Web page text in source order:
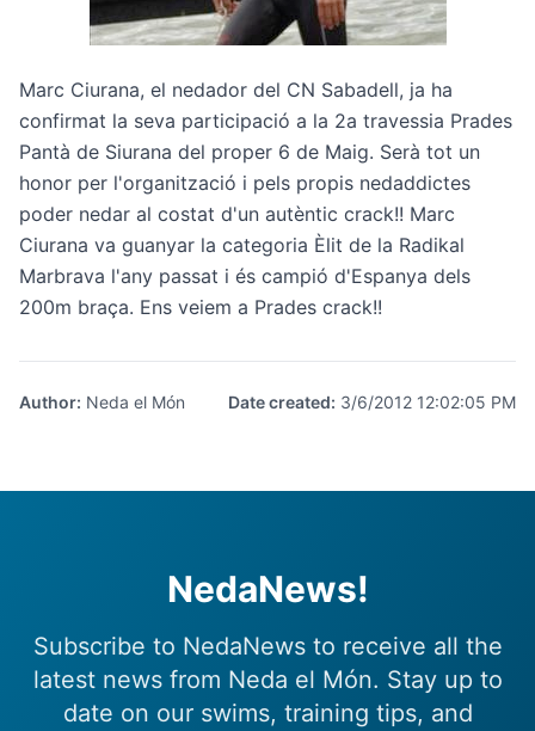
Marc Ciurana, el nedador del CN Sabadell, ja ha
confirmat la seva participació a la 2a travessia Prades
Pantà de Siurana del proper 6 de Maig. Serà tot un
honor per l'organització i pels propis nedaddictes
poder nedar al costat d'un autèntic crack!! Marc
Ciurana va guanyar la categoria Èlit de la Radikal
Marbrava l'any passat i és campió d'Espanya dels
200m braça. Ens veiem a Prades crack!!
Author: Neda el Món Date created: 3/6/2012 12:02:05 PM
NedaNews!
Subscribe to NedaNews to receive all the
latest news from Neda el Món. Stay up to
date on our swims, training tips, and